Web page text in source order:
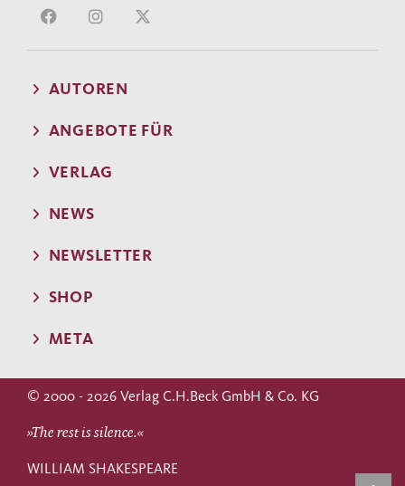
AUTOREN
ANGEBOTE FÜR
VERLAG
NEWS
NEWSLETTER
SHOP
META
© 2000 - 2026 Verlag C.H.Beck GmbH & Co. KG
»The rest is silence.«
WILLIAM SHAKESPEARE